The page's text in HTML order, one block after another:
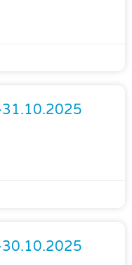
31.10.2025
30.10.2025